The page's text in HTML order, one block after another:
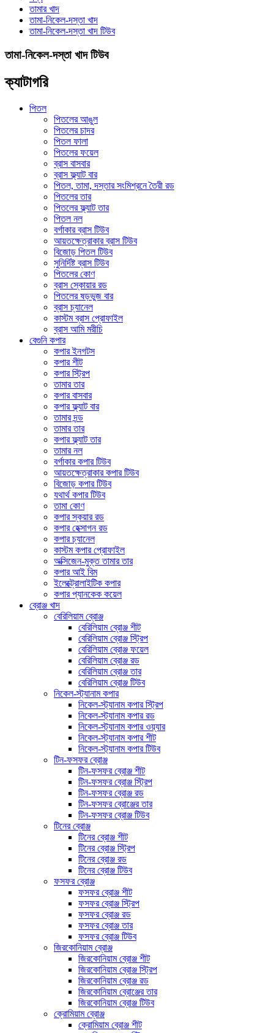
তামার খাদ
তামা-নিকেল-দস্তা খাদ
তামা-নিকেল-দস্তা খাদ টিউব
তামা-নিকেল-দস্তা খাদ টিউব
ক্যাটাগরি
পিতল
পিতলের আঙুল
পিতলের চাদর
পিতল ফালা
পিতলের ফয়েল
ব্রাস বাসবার
ব্রাস ফ্ল্যাট বার
পিতল, তামা, দস্তার সংমিশ্রনে তৈরী রড
পিতলের তার
পিতলের ফ্ল্যাট তার
পিতল নল
বর্গাকার ব্রাস টিউব
আয়তক্ষেত্রাকার ব্রাস টিউব
বিজোড় পিতল টিউব
সুনির্দিষ্ট ব্রাস টিউব
পিতলের কোণ
ব্রাস স্কোয়ার রড
পিতলের ষড়ভুজ বার
ব্রাস চ্যানেল
কাস্টম ব্রাস প্রোফাইল
ব্রাস আমি মরীচি
বেগুনি কপার
কপার ইনগটস
কপার শীট
কপার স্ট্রিপ
তামার তার
কপার বাসবার
কপার ফ্ল্যাট বার
তামার দন্ড
তামার তার
কপার ফ্ল্যাট তার
তামার নল
বর্গাকার কপার টিউব
আয়তক্ষেত্রাকার কপার টিউব
বিজোড় কপার টিউব
যথার্থ কপার টিউব
তামা কোণ
কপার স্কয়ার রড
কপার হেক্সাগন রড
কপার চ্যানেল
কাস্টম কপার প্রোফাইল
অক্সিজেন-মুক্ত তামার তার
কপার আই বিম
ইলেক্ট্রোলাইটিক কপার
কপার প্যানকেক কয়েল
ব্রোঞ্জ খাদ
বেরিলিয়াম ব্রোঞ্জ
বেরিলিয়াম ব্রোঞ্জ শীট
বেরিলিয়াম ব্রোঞ্জ স্ট্রিপ
বেরিলিয়াম ব্রোঞ্জ ফয়েল
বেরিলিয়াম ব্রোঞ্জ রড
বেরিলিয়াম ব্রোঞ্জ তার
বেরিলিয়াম ব্রোঞ্জ টিউব
নিকেল-স্ট্যানাম কপার
নিকেল-স্ট্যানাম কপার স্ট্রিপ
নিকেল-স্ট্যানাম কপার রড
নিকেল-স্ট্যানাম কপার ওয়্যার
নিকেল-স্ট্যানাম কপার শীট
নিকেল-স্ট্যানাম কপার টিউব
টিন-ফসফর ব্রোঞ্জ
টিন-ফসফর ব্রোঞ্জ শীট
টিন-ফসফর ব্রোঞ্জ স্ট্রিপ
টিন-ফসফর ব্রোঞ্জ রড
টিন-ফসফর ব্রোঞ্জের তার
টিন-ফসফর ব্রোঞ্জ টিউব
টিনের ব্রোঞ্জ
টিনের ব্রোঞ্জ শীট
টিনের ব্রোঞ্জ স্ট্রিপ
টিনের ব্রোঞ্জ রড
টিনের ব্রোঞ্জ টিউব
ফসফর ব্রোঞ্জ
ফসফর ব্রোঞ্জ শীট
ফসফর ব্রোঞ্জ স্ট্রিপ
ফসফর ব্রোঞ্জ রড
ফসফর ব্রোঞ্জ তার
ফসফর ব্রোঞ্জ টিউব
জিরকোনিয়াম ব্রোঞ্জ
জিরকোনিয়াম ব্রোঞ্জ শীট
জিরকোনিয়াম ব্রোঞ্জ স্ট্রিপ
জিরকোনিয়াম ব্রোঞ্জ রড
জিরকোনিয়াম ব্রোঞ্জের তার
জিরকোনিয়াম ব্রোঞ্জ টিউব
ক্রোমিয়াম ব্রোঞ্জ
ক্রোমিয়াম ব্রোঞ্জ শীট